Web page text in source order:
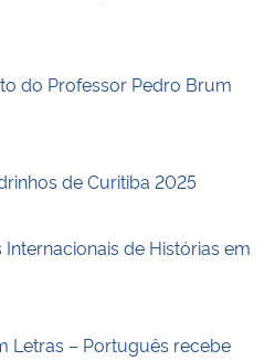
do Professor Pedro Brum
de Curitiba 2025
de Histórias em
Letras – Português recebe